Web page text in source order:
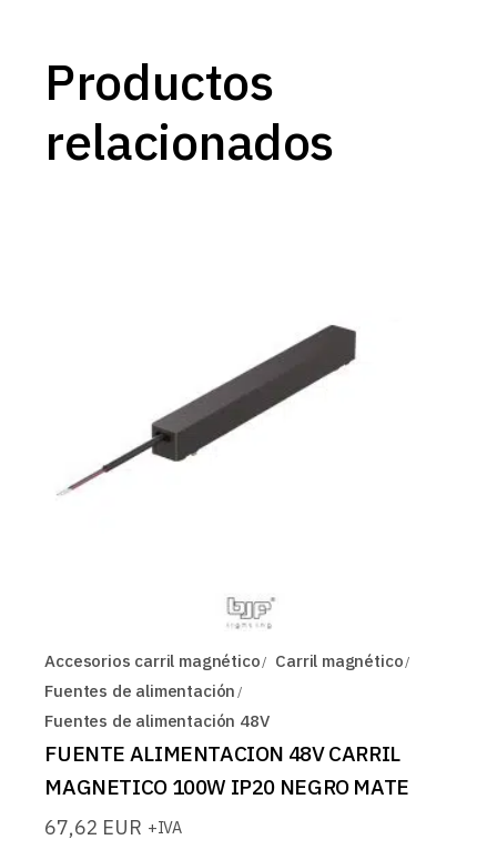
Productos
relacionados
Accesorios carril magnético
Carril magnético
Fuentes de alimentación
Fuentes de alimentación 48V
FUENTE ALIMENTACION 48V CARRIL
MAGNETICO 100W IP20 NEGRO MATE
67,62 EUR +IVA